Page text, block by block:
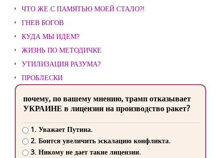
ЧТО ЖЕ С ПАМЯТЬЮ МОЕЙ СТАЛО?!
ГНЕВ БОГОВ
КУДА МЫ ИДЕМ?
ЖИЗНЬ ПО МЕТОДИЧКЕ
УТИЛИЗАЦИЯ РАЗУМА?
ПРОБЛЕСКИ
почему, по вашему мнению, трамп отказывает
УКРАИНЕ в лицензии на производство ракет?
1. Уважает Путина.
2. Боится увеличить эскалацию конфликта.
3. Никому не дает такие лицензии.